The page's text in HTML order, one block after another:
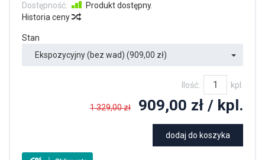
Dostępność:
Produkt dostępny.
Historia ceny
Stan
Ekspozycyjny (bez wad) (909,00 zł)
Ilość: kpl.
1 329,00 zł 909,00 zł / kpl.
dodaj do koszyka